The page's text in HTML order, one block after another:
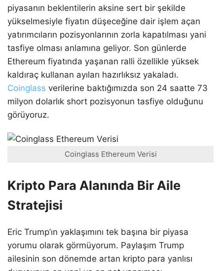
piyasanın beklentilerin aksine sert bir şekilde
yükselmesiyle fiyatın düşeceğine dair işlem açan
yatırımcıların pozisyonlarının zorla kapatılması yani
tasfiye olması anlamına geliyor. Son günlerde
Ethereum fiyatında yaşanan ralli özellikle yüksek
kaldıraç kullanan ayıları hazırlıksız yakaladı.
Coinglass verilerine baktığımızda son 24 saatte 73
milyon dolarlık short pozisyonun tasfiye olduğunu
görüyoruz.
Coinglass Ethereum Verisi
Kripto Para Alanında Bir Aile
Stratejisi
Eric Trump’ın yaklaşımını tek başına bir piyasa
yorumu olarak görmüyorum. Paylaşım Trump
ailesinin son dönemde artan kripto para yanlısı